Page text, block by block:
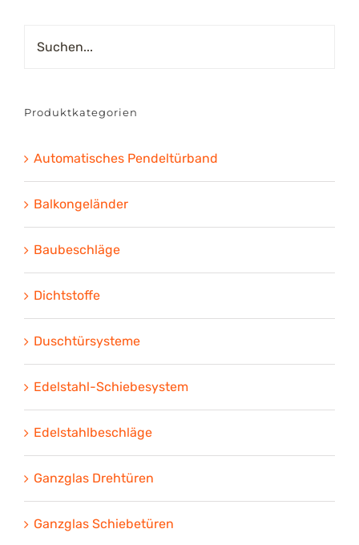
Produktkategorien
Automatisches Pendeltürband
Balkongeländer
Baubeschläge
Dichtstoffe
Duschtürsysteme
Edelstahl-Schiebesystem
Edelstahlbeschläge
Ganzglas Drehtüren
Ganzglas Schiebetüren